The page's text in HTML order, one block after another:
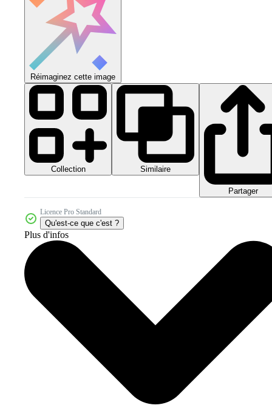
Réimaginez cette image
Collection Similaire
Partager
Licence Pro Standard
Qu'est-ce que c'est ?
Plus d'infos